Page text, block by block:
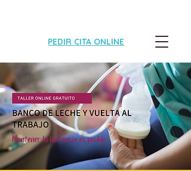
PEDIR CITA ONLINE